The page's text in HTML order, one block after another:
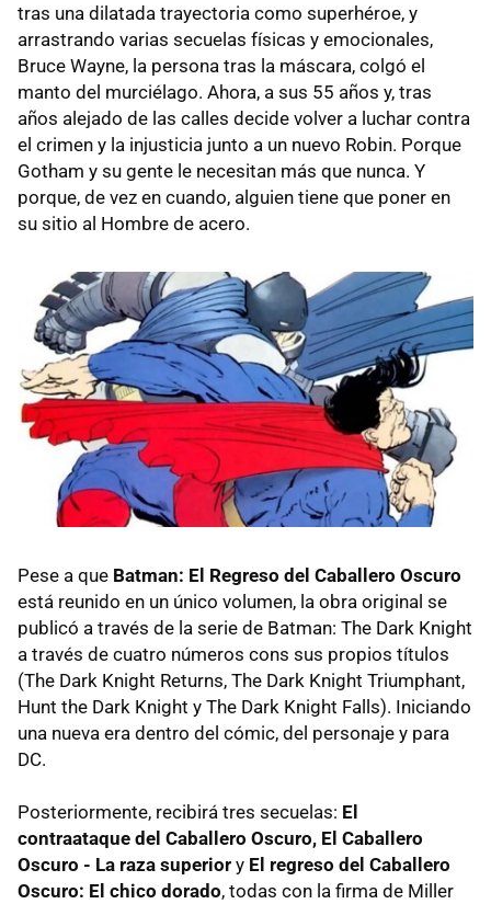
tras una dilatada trayectoria como superhéroe, y
arrastrando varias secuelas físicas y emocionales,
Bruce Wayne, la persona tras la máscara, colgó el
manto del murciélago. Ahora, a sus 55 años y, tras
años alejado de las calles decide volver a luchar contra
el crimen y la injusticia junto a un nuevo Robin. Porque
Gotham y su gente le necesitan más que nunca. Y
porque, de vez en cuando, alguien tiene que poner en
su sitio al Hombre de acero.
Pese a que Batman: El Regreso del Caballero Oscuro
está reunido en un único volumen, la obra original se
publicó a través de la serie de Batman: The Dark Knight
a través de cuatro números cons sus propios títulos
(The Dark Knight Returns, The Dark Knight Triumphant,
Hunt the Dark Knight y The Dark Knight Falls). Iniciando
una nueva era dentro del cómic, del personaje y para
DC.
Posteriormente, recibirá tres secuelas: El
contraataque del Caballero Oscuro, El Caballero
Oscuro - La raza superior y El regreso del Caballero
Oscuro: El chico dorado, todas con la firma de Miller